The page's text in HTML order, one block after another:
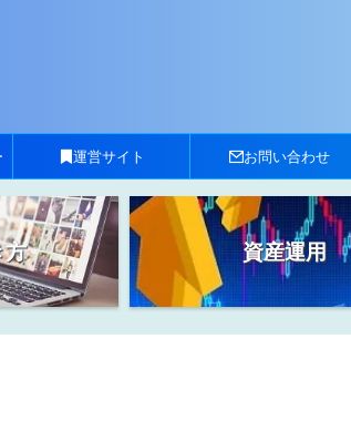
運営サイト お問い合わせ
方 資産運用